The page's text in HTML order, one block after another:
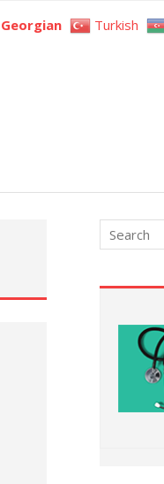
Georgian Turkish